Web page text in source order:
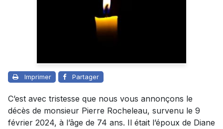
Imprimer Partager
C’est avec tristesse que nous vous annonçons le
décès de monsieur Pierre Rocheleau, survenu le 9
février 2024, à l’âge de 74 ans. Il était l’époux de Diane